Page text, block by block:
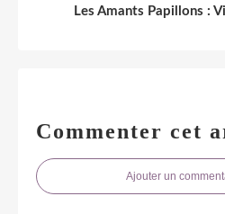
Les Amants Papillons :
Commenter cet
Ajouter un